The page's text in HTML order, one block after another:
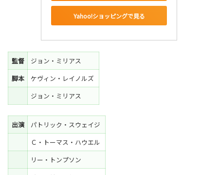
Yahoo!ショッピングで見る
監督
ジョン・ミリアス
脚本
ケヴィン・レイノルズ
ジョン・ミリアス
出演
パトリック・スウェイジ
Ｃ・トーマス・ハウエル
リー・トンプソン